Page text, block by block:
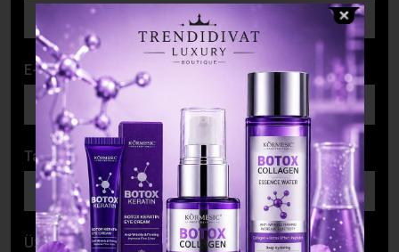
E-mail cím
Tárgy
Üzenet